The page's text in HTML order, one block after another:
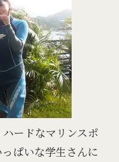
ードなマリンスポ
ぱいな学生さんに